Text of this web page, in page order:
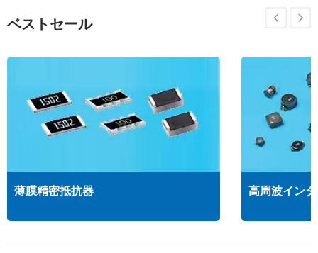
ベストセール
薄膜精密抵抗器 高周波イン